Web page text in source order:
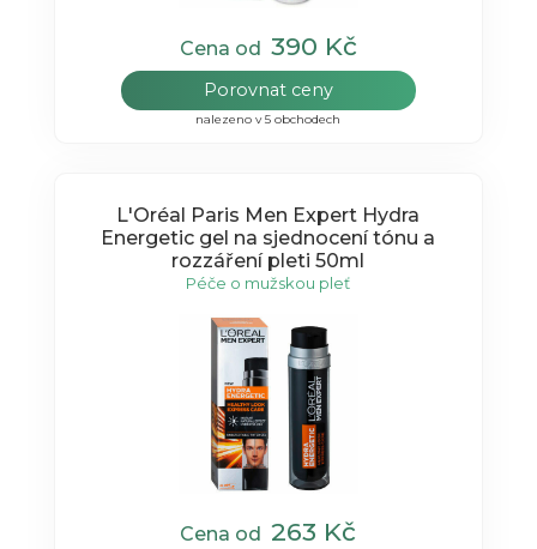
Cena od 390 Kč
Porovnat ceny
nalezeno v 5 obchodech
L'Oréal Paris Men Expert Hydra
Energetic gel na sjednocení tónu a
rozzáření pleti 50ml
Péče o mužskou pleť
Cena od263 Kč